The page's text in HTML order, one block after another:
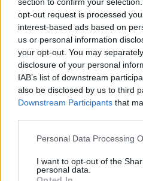
opt-out request is processed
interest-based ads based on
us or personal information
your opt-out. You may
disclosure of your personal
IAB’s list of downstream
also be disclosed by us to third
Downstream Participants that
Please note that this website/
not limited to your visit or usage
grant or deny consent to
Personal Data Processing
I want to opt-out of the
personal data.
FacebookTwitter
ΠΡΟΗΓΟΎΜΕΝΟ ΆΡΘΡΟ
Αγίες Μάρθα και Μαρία: Οι δύο
αδελφές που συνδέθηκαν με
θαύματα του Χριστού